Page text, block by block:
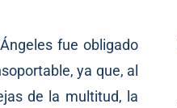
fue obligado
ya que, al
de la multitud, la